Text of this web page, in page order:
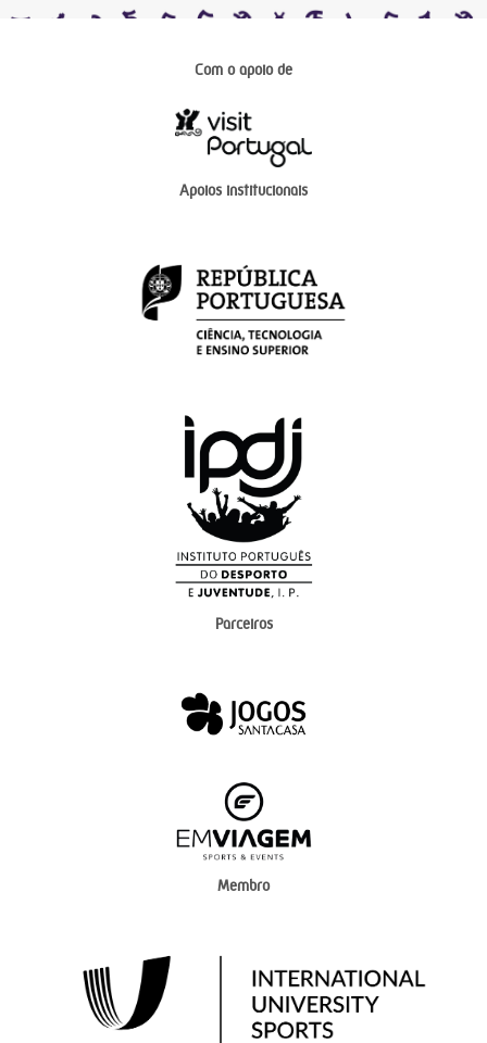
Com o apoio de
Apoios institucionais
Parceiros
Membro